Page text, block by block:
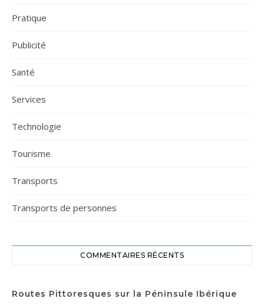
Pratique
Publicité
Santé
Services
Technologie
Tourisme
Transports
Transports de personnes
COMMENTAIRES RÉCENTS
Routes Pittoresques sur la Péninsule Ibérique